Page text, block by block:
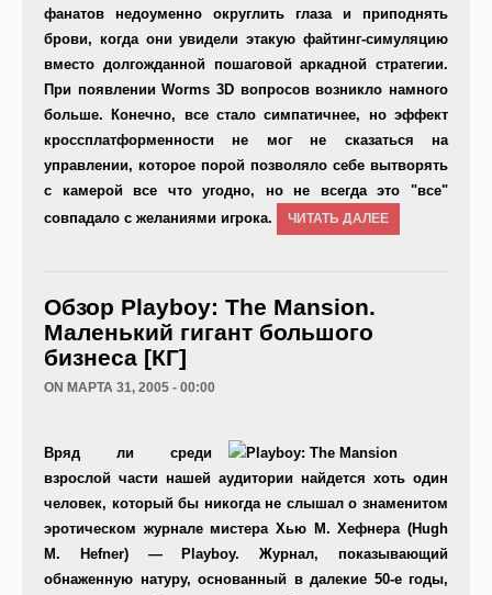
фанатов недоуменно округлить глаза и приподнять
брови, когда они увидели этакую файтинг-симуляцию
вместо долгожданной пошаговой аркадной стратегии.
При появлении Worms 3D вопросов возникло намного
больше. Конечно, все стало симпатичнее, но эффект
кроссплатформенности не мог не сказаться на
управлении, которое порой позволяло себе вытворять
с камерой все что угодно, но не всегда это "все"
совпадало с желаниями игрока.
ЧИТАТЬ ДАЛЕЕ
Обзор Playboy: The Mansion.
Маленький гигант большого
бизнеса [КГ]
ON МАРТА 31, 2005 - 00:00
Вряд ли среди
взрослой части нашей аудитории найдется хоть один
человек, который бы никогда не слышал о знаменитом
эротическом журнале мистера Хью М. Хефнера (Hugh
M. Hefner) — Playboy. Журнал, показывающий
обнаженную натуру, основанный в далекие 50-е годы,